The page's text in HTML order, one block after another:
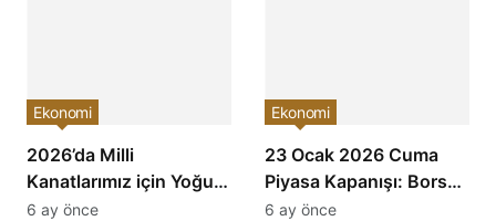
2026’da Milli
Kanatlarımız için Yoğun
Mesai: Türkiye’nin
Ekonomi
6 ay önce
23 Ocak 2026 Cuma
Piyasa Kapanışı: Borsa,
Dolar, Altın ve Kripto
Ekonomi
6 ay önce